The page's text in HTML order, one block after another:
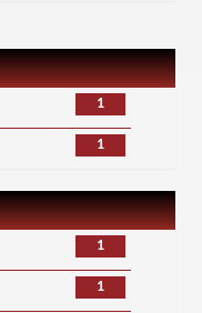
1
1
1
1